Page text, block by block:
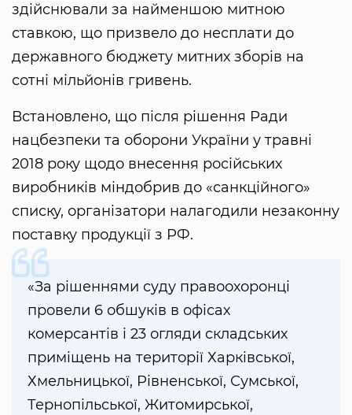
здійснювали за найменшою митною
ставкою, що призвело до несплати до
державного бюджету митних зборів на
сотні мільйонів гривень.
Встановлено, що після рішення Ради
нацбезпеки та оборони України у травні
2018 року щодо внесення російських
виробників міндобрив до «санкційного»
списку, організатори налагодили незаконну
поставку продукції з РФ.
«За рішеннями суду правоохоронці
провели 6 обшуків в офісах
комерсантів і 23 огляди складських
приміщень на території Харківської,
Хмельницької, Рівненської, Сумської,
Тернопільської, Житомирської,